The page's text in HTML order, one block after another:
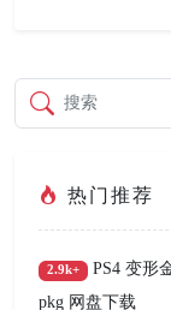
搜索
热门推荐
2.9k+
PS4 变形
pkg 网盘下载